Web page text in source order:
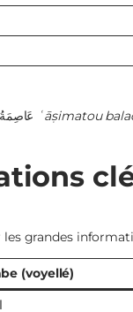
ʿāṣimatou
les grandes
(voyellé)